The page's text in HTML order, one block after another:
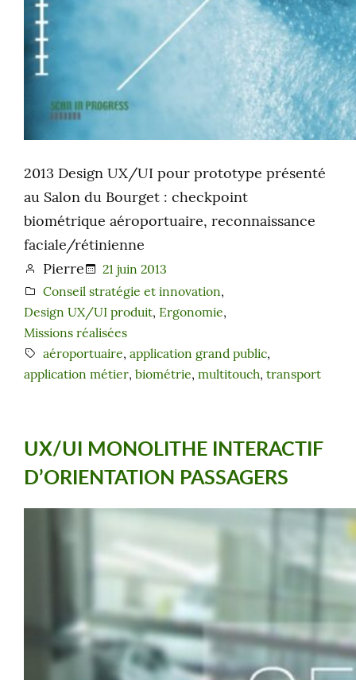
2013 Design UX/UI pour prototype présenté
au Salon du Bourget : checkpoint
biométrique aéroportuaire, reconnaissance
faciale/rétinienne
Pierre
21 juin 2013
Conseil stratégie et innovation,
Design UX/UI produit, Ergonomie,
Missions réalisées
aéroportuaire, application grand public,
application métier, biométrie, multitouch, transport
UX/UI MONOLITHE INTERACTIF
D’ORIENTATION PASSAGERS